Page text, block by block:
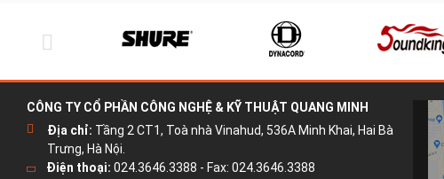
CÔNG TY CỔ PHẦN CÔNG NGHỆ & KỸ THUẬT QUANG MINH
Địa chỉ: Tầng 2 CT1, Toà nhà Vinahud, 536A Minh Khai, Hai Bà
Trưng, Hà Nội.
Điện thoại: 024.3646.3388 - Fax: 024.3646.3388